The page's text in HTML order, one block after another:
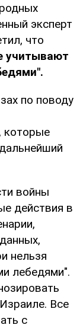
эксперт
что
учитывают
по поводу
которые
войны
действия в
нельзя
лебедями".
Все
с